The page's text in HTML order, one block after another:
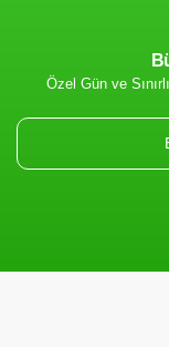
Ürün
Özel Gün ve